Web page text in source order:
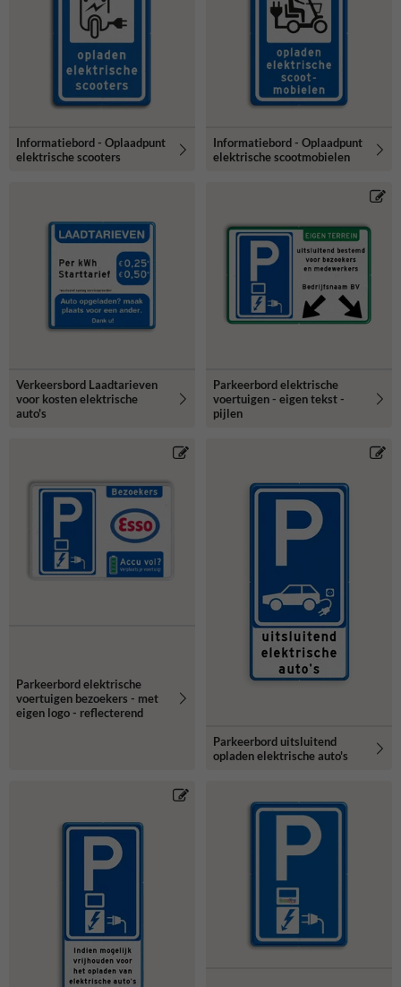
Informatiebord - Oplaadpunt
elektrische scooters
Informatiebord - Oplaadpunt
elektrische scootmobielen
Verkeersbord Laadtarieven
voor kosten elektrische
auto's
Parkeerbord elektrische
voertuigen - eigen tekst -
pijlen
Parkeerbord elektrische
voertuigen bezoekers - met
eigen logo - reflecterend
Parkeerbord uitsluitend
opladen elektrische auto's